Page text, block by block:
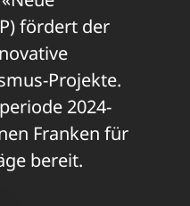
fördert der
Projekte.
2024-
Franken für
bereit.